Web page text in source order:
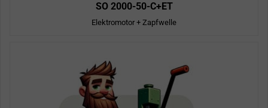
SO 2000-50-C+ET
Elektromotor + Zapfwelle